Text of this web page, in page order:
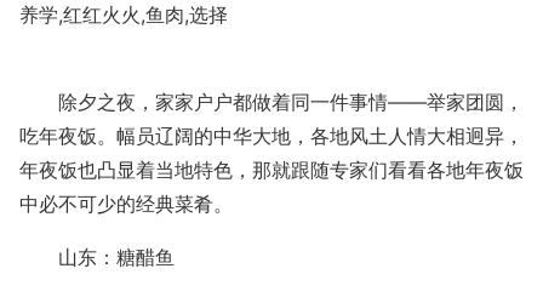
养学,红红火火,鱼肉,选择
除夕之夜，家家户户都做着同一件事情——举家团圆，
吃年夜饭。幅员辽阔的中华大地，各地风土人情大相迥异，
年夜饭也凸显着当地特色，那就跟随专家们看看各地年夜饭
中必不可少的经典菜肴。
山东：糖醋鱼